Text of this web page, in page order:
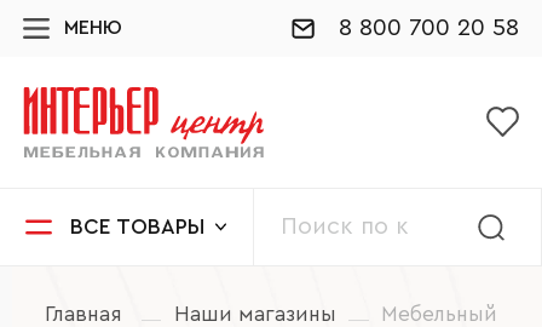
МЕНЮ 8 800 700 20 58
ВСЕ ТОВАРЫ
Главная Наши магазины
Мебельный